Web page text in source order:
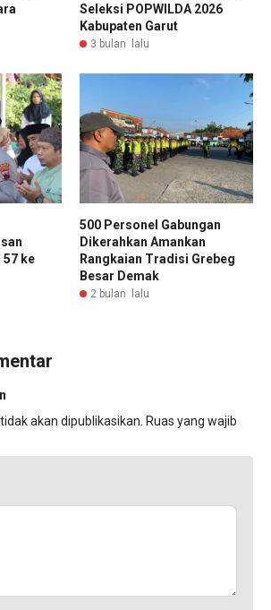
Seleksi POPWILDA 2026
Kabupaten Garut
3 bulan lalu
ke
500 Personel Gabungan
Dikerahkan Amankan
Rangkaian Tradisi Grebeg
Besar Demak
2 bulan lalu
akan dipublikasikan. Ruas yang wajib